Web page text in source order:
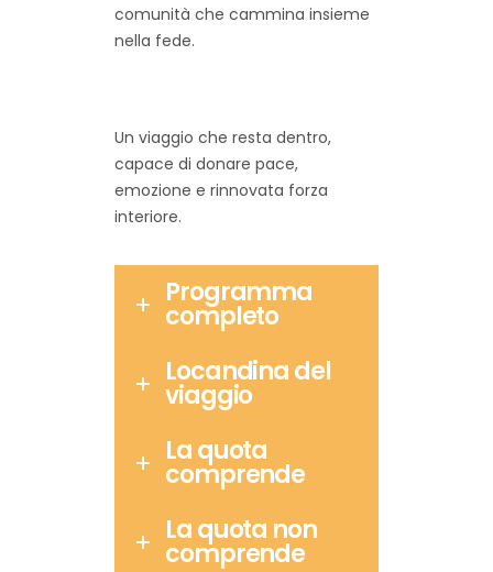
comunità che cammina insieme
nella fede.
Un viaggio che resta dentro,
capace di donare pace,
emozione e rinnovata forza
interiore.
Programma
completo
Locandina del
viaggio
La quota
comprende
La quota non
comprende